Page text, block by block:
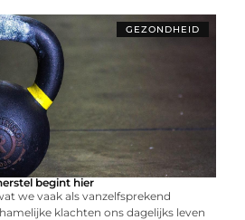
GEZONDHEID
begint hier
we vaak als vanzelfsprekend
klachten ons dagelijks leven